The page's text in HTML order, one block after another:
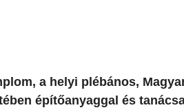
a helyi plébános,
építőanyaggal és